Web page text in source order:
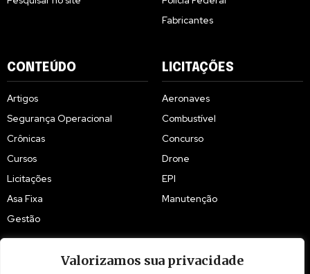
Valorizamos sua privacidade
Fabricantes
CONTEÚDO
Artigos
Segurança Operacional
Crônicas
Cursos
Licitações
Asa Fixa
Gestão
LICITAÇÕES
Aeronaves
Combustível
Concurso
Drone
EPI
Manutenção